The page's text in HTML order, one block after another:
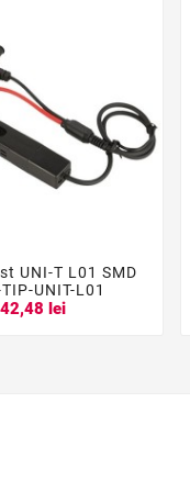
 
UNI-T L01 SMD
TIP-UNIT-L01
42,48 lei